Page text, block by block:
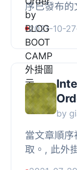
序已發布
覽次數進
2021-10-27
by
當文章順
取。, 此外